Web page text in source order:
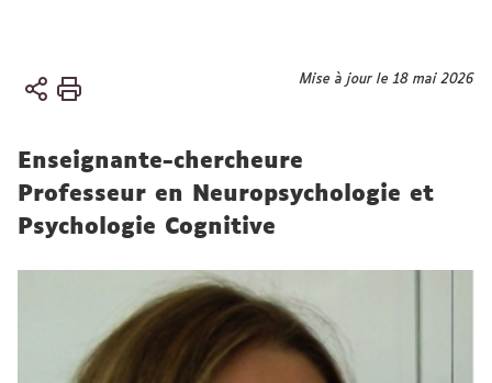
Vous
Accueil
Équipe
MEA
Mise à jour le 18 mai 2026
Enseignante-chercheure
Professeur en Neuropsychologie et
Psychologie Cognitive